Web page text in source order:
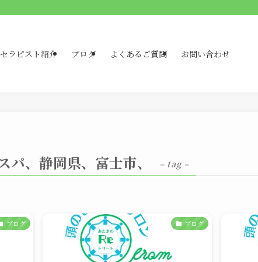
セラピスト紹介 ブログ よくあるご質問 お問い合わせ
パ、静岡県、富士市、 – tag –
ブログ ブログ